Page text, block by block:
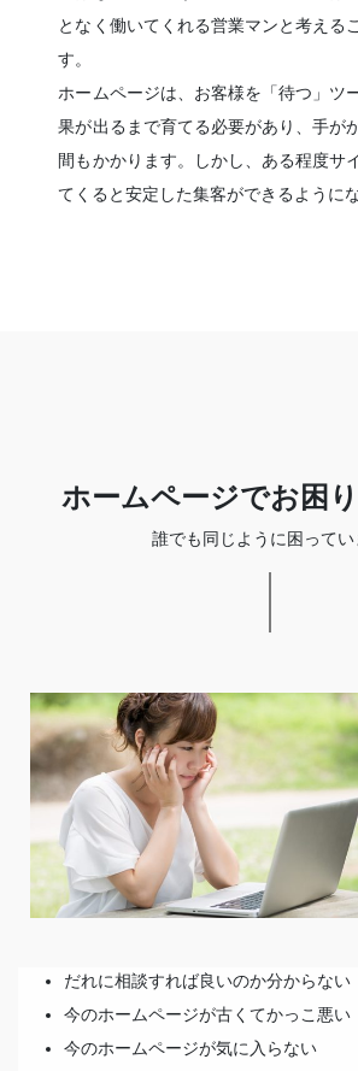
となく働いてくれる営業マンと考える
す。
ホームページは、お客様を「待つ」ツ
果が出るまで育てる必要があり、手が
間もかかります。しかし、ある程度サ
てくると安定した集客ができるように
ホームページでお困
誰でも同じように困ってい
だれに相談すれば良いのか分からない
今のホームページが古くてかっこ悪い
今のホームページが気に入らない